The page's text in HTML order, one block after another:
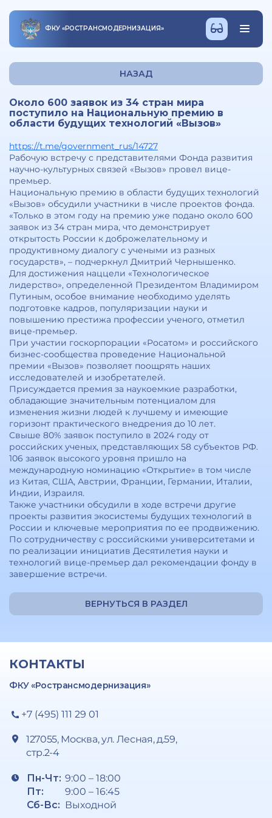
ФКУ «РОСТРАНСМОДЕРНИЗАЦИЯ»
НАЗАД
Около 600 заявок из 34 стран мира
поступило на Национальную премию в
области будущих технологий «Вызов»
https://t.me/government_rus/14727
Рабочую встречу с представителями Фонда развития
научно-культурных связей «Вызов» провел вице-
премьер.
Национальную премию в области будущих технологий
«Вызов» обсудили участники в числе проектов фонда.
«Только в этом году на премию уже подано около 600
заявок из 34 стран мира, что демонстрирует
открытость России к доброжелательному и
продуктивному диалогу с учеными из разных
государств», – подчеркнул Дмитрий Чернышенко.
Для достижения наццели «Технологическое
лидерство», определенной Президентом Владимиром
Путиным, особое внимание необходимо уделять
подготовке кадров, популяризации науки и
повышению престижа профессии ученого, отметил
вице-премьер.
При участии госкорпорации «Росатом» и российского
бизнес-сообщества проведение Национальной
премии «Вызов» позволяет поощрять наших
исследователей и изобретателей.
Присуждается премия за наукоемкие разработки,
обладающие значительным потенциалом для
изменения жизни людей к лучшему и имеющие
горизонт практического внедрения до 10 лет.
Свыше 80% заявок поступило в 2024 году от
российских ученых, представляющих 58 субъектов РФ.
106 заявок высокого уровня пришло на
международную номинацию «Открытие» в том числе
из Китая, США, Австрии, Франции, Германии, Италии,
Индии, Израиля.
Также участники обсудили в ходе встречи другие
проекты развития экосистемы будущих технологий в
России и ключевые мероприятия по ее продвижению.
По сотрудничеству с российскими университетами и
по реализации инициатив Десятилетия науки и
технологий вице-премьер дал рекомендации фонду в
завершение встречи.
ВЕРНУТЬСЯ В РАЗДЕЛ
КОНТАКТЫ
ФКУ «Ространсмодернизация»
+7 (495) 111 29 01
127055, Москва, ул. Лесная, д.59,
стр.2-4
Пн-Чт:
Пт:
Сб-Вс:
9:00 – 18:00
9:00 – 16:45
Выходной